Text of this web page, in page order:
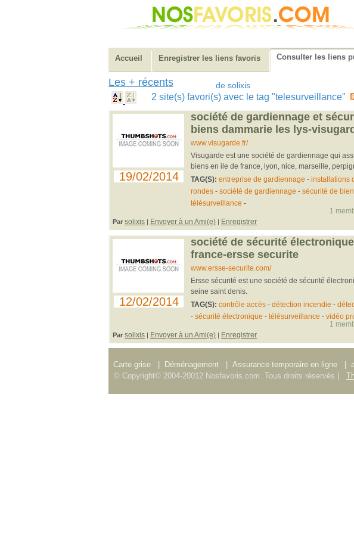
Accueil Enregistrer les liens favoris Consulter les liens
Les + récents de solixis
2 site(s) favori(s) avec le tag "telesurveillance"
19/02/2014
société de gardiennage et
biens dammarie les lys-
www.visugarde.fr/
Visugarde est une société de gardiennage qui
biens en ile de france, lyon, nice, marseille,
TAG(S): entreprise de gardiennage - installations
rondes- société de gardiennage - sécurité de
télésurveillance -
Par solixis | Envoyer à un Ami(e) | Enregistrer
1
12/02/2014
société de sécurité
france-ersse securite
www.ersse-securite.com/
Ersse sécurité est une société de sécurité
seine saint denis.
TAG(S): contrôle accès- détection incendie -
- sécurité électronique - télésurveillance - vidéo
Par solixis | Envoyer à un Ami(e) | Enregistrer
1
Carte grise Déménagement Assurance temporaire en ligne
© Copyright© 2004-20012 Nosfavoris.com. Tous droits réservés |